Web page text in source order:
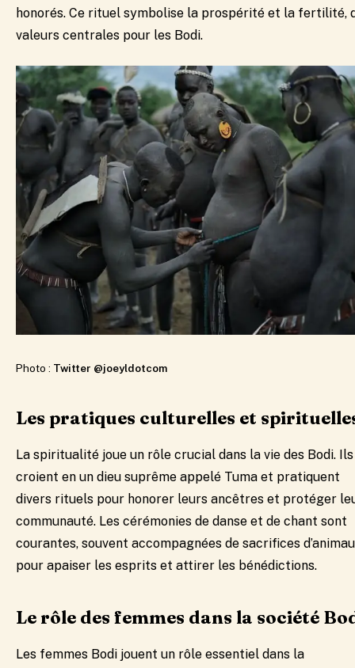
honorés. Ce rituel symbolise la prospérité et la fertilité,
valeurs centrales pour les Bodi.
Photo : Twitter @joeyldotcom
Les pratiques culturelles et
La spiritualité joue un rôle crucial dans la vie des Bodi. Ils
croient en un dieu suprême appelé Tuma et pratiquent
divers rituels pour honorer leurs ancêtres et protéger
communauté. Les cérémonies de danse et de chant sont
courantes, souvent accompagnées de sacrifices
pour apaiser les esprits et attirer les bénédictions.
Le rôle des femmes dans la société
Les femmes Bodi jouent un rôle essentiel dans la